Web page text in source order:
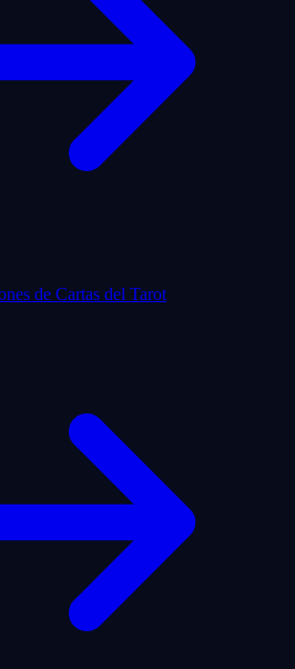
de Cartas del Tarot